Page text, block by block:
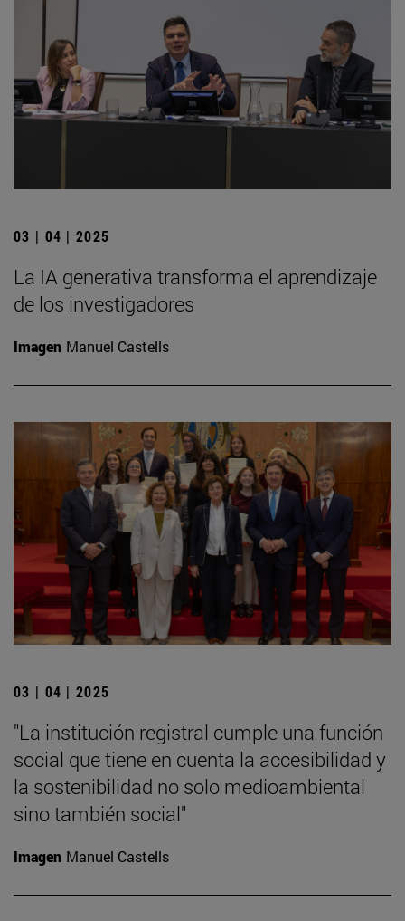
03 | 04 | 2025
La IA generativa transforma el aprendizaje
de los investigadores
Imagen Manuel Castells
03 | 04 | 2025
"La institución registral cumple una función
social que tiene en cuenta la accesibilidad y
la sostenibilidad no solo medioambiental
sino también social"
Imagen Manuel Castells